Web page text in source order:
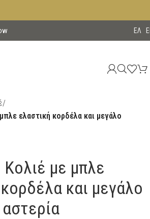
EΛ
/
ελαστική κορδέλα και μεγάλο
με μπλε
και μεγάλο